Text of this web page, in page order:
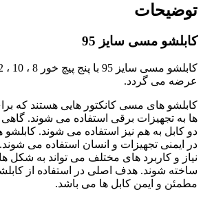
توضیحات
کابلشو مسی سایز 95
عرضه می گردد.
کابلشو‌ های مسی کانکتور‌ هایی هستند که
ها به تجهیزات برقی استفاده می شوند. گاهی
دو کابل به هم نیز استفاده می شوند. کابلشو‌
در ایمنی تجهیزات و انسان استفاده می
نیاز و کاربرد‌ های مختلف می تواند به
ساخته شوند. هدف اصلی در استفاده از
مطمئن و ایمن کابل‌ ها می باشد.